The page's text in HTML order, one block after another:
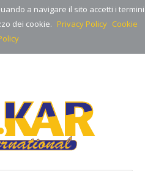
a navigare il sito accetti i termini
dei cookie. Privacy Policy Cookie